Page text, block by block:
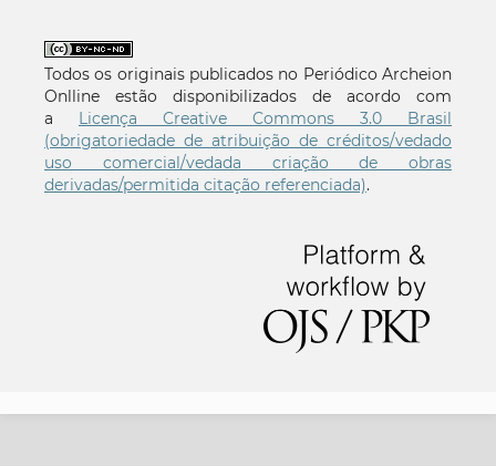
Todos os originais publicados no Periódico Archeion
Onlline estão disponibilizados de acordo com
a Licença Creative Commons 3.0 Brasil
(obrigatoriedade de atribuição de créditos/vedado
uso comercial/vedada criação de obras
derivadas/permitida citação referenciada).